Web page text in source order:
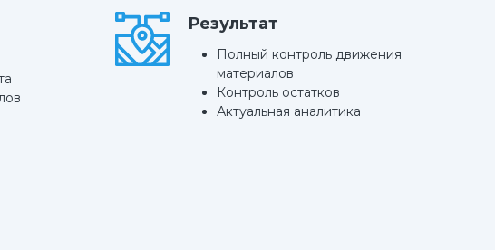
Результат
Полный контроль движения
материалов
Контроль остатков
Актуальная аналитика